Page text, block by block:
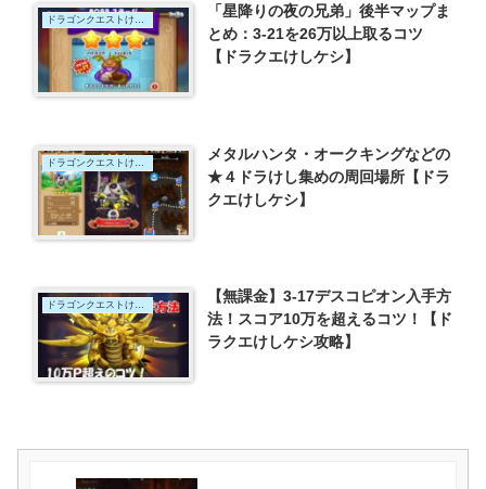
ドラゴンクエストけしケシ
「星降りの夜の兄弟」後半マップま
とめ：3-21を26万以上取るコツ
【ドラクエけしケシ】
ドラゴンクエストけしケシ
メタルハンタ・オークキングなどの
★４ドラけし集めの周回場所【ドラ
クエけしケシ】
ドラゴンクエストけしケシ
【無課金】3-17デスコピオン入手方
法！スコア10万を超えるコツ！【ド
ラクエけしケシ攻略】